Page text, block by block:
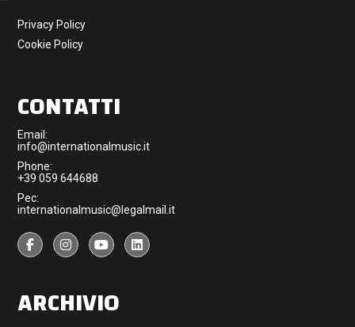
Privacy Policy
Cookie Policy
CONTATTI
Email:
info@internationalmusic.it
Phone:
+39 059 644688
Pec:
internationalmusic@legalmail.it
ARCHIVIO